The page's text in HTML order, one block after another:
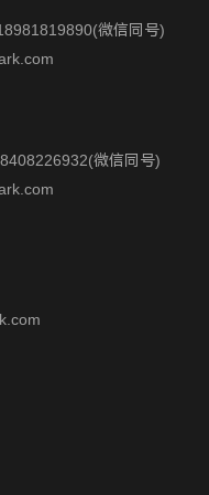
微信同号)
微信同号)